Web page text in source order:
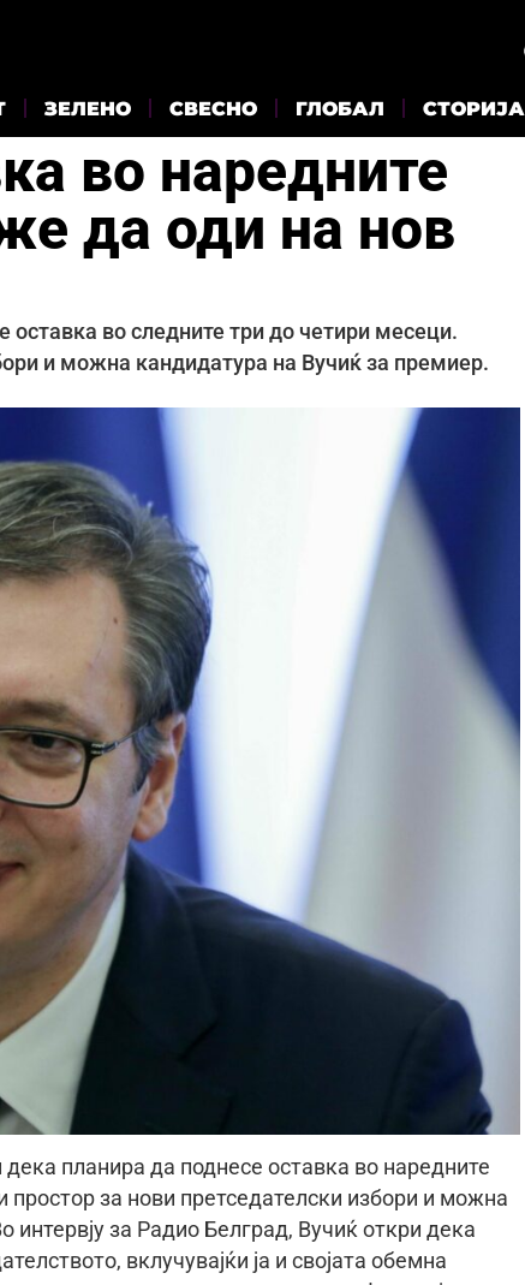
ЗЕЛЕНО СВЕСНО ГЛОБАЛ СТОРИЈА
во наредните
да оди на нов
во следните три до четири месеци.
и можна кандидатура на Вучиќ за премиер.
планира да поднесе оставка во наредните
за нови претседателски избори и можна
интервју за Радио Белград, Вучиќ откри дека
вклучувајќи ја и својата обемна